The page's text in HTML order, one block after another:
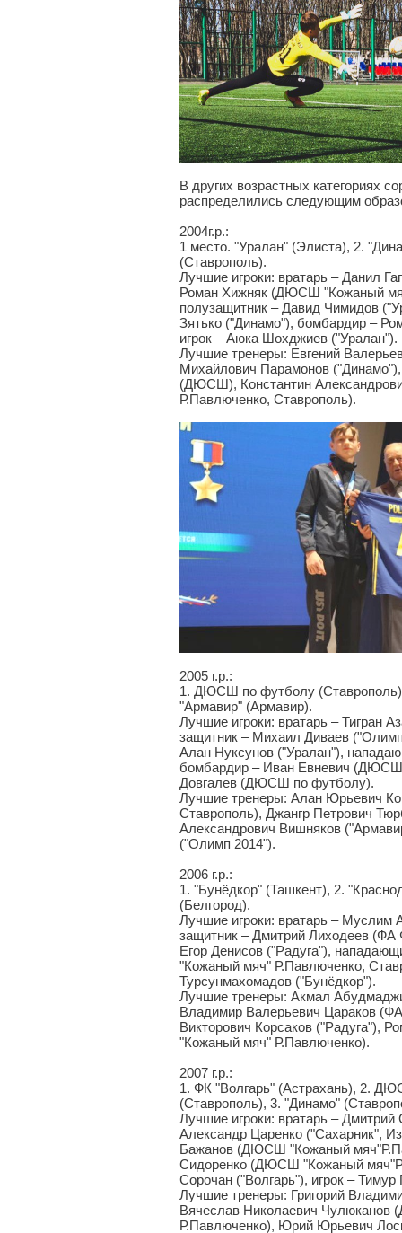
В других возрастных категориях
распределились следующим
2004г.р.:
1 место. "Уралан" (Элиста), 2.
(Ставрополь).
Лучшие игроки: вратарь – Данил
Роман Хижняк (ДЮСШ "Кожаный
полузащитник – Давид Чимидов
Зятько ("Динамо"), бомбардир –
игрок – Аюка Шохджиев ("Уралан").
Лучшие тренеры: Евгений
Михайлович Парамонов
(ДЮСШ), Константин
Р.Павлюченко, Ставрополь).
2005 г.р.:
1. ДЮСШ по футболу
"Армавир" (Армавир).
Лучшие игроки: вратарь – Тигран
защитник – Михаил Диваев
Алан Нуксунов ("Уралан"),
бомбардир – Иван Евневич (ДЮСШ
Довгалев (ДЮСШ по футболу).
Лучшие тренеры: Алан Юрьевич
Ставрополь), Джангр Петрович
Александрович Вишняков
("Олимп 2014").
2006 г.р.:
1. "Бунёдкор" (Ташкент), 2.
(Белгород).
Лучшие игроки: вратарь – Муслим
защитник – Дмитрий Лиходеев (ФА
Егор Денисов ("Радуга"),
"Кожаный мяч" Р.Павлюченко,
Турсунмахомадов ("Бунёдкор").
Лучшие тренеры: Акмал
Владимир Валерьевич Цараков
Викторович Корсаков
"Кожаный мяч" Р.Павлюченко).
2007 г.р.:
1. ФК "Волгарь" (Астрахань), 2.
(Ставрополь), 3. "Динамо"
Лучшие игроки: вратарь –
Александр Царенко ("Сахарник",
Бажанов (ДЮСШ "Кожаный
Сидоренко (ДЮСШ "Кожаный
Сорочан ("Волгарь"), игрок –
Лучшие тренеры: Григорий
Вячеслав Николаевич
Р.Павлюченко), Юрий Юрьевич